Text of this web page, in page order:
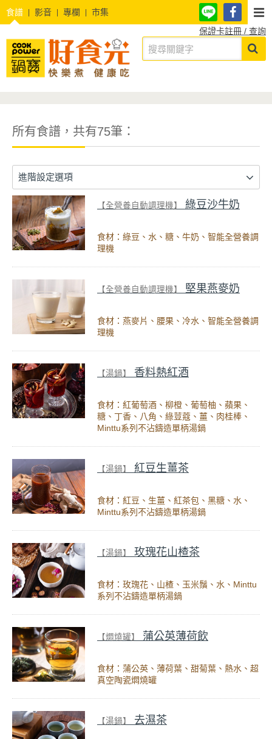
食譜 影音 專欄
市集
保證卡註冊 / 查詢
所有食譜，共有75筆：
進階設定選項
【全營養自動調理機】 綠豆沙牛奶
食材：綠豆、水、糖、牛奶、智能全營養調
理機
【全營養自動調理機】 堅果燕麥奶
食材：燕麥片、腰果、冷水、智能全營養調
理機
【湯鍋】 香料熱紅酒
食材：紅葡萄酒、柳橙、葡萄柚、蘋果、
糖、丁香、八角、綠荳蔻、薑、肉桂棒、
Minttu系列不沾鑄造單柄湯鍋
【湯鍋】 紅豆生薑茶
食材：紅豆、生薑、紅茶包、黑糖、水、
Minttu系列不沾鑄造單柄湯鍋
【湯鍋】 玫瑰花山楂茶
食材：玫瑰花、山楂、玉米鬚、水、Minttu
系列不沾鑄造單柄湯鍋
【燜燒罐】 蒲公英薄荷飲
食材：蒲公英、薄荷葉、甜菊葉、熱水、超
真空陶瓷燜燒罐
【湯鍋】 去濕茶